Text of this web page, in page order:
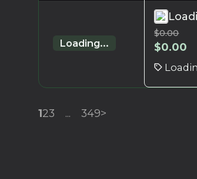
Loading...
$0.00
$0.00
123 ... 349>